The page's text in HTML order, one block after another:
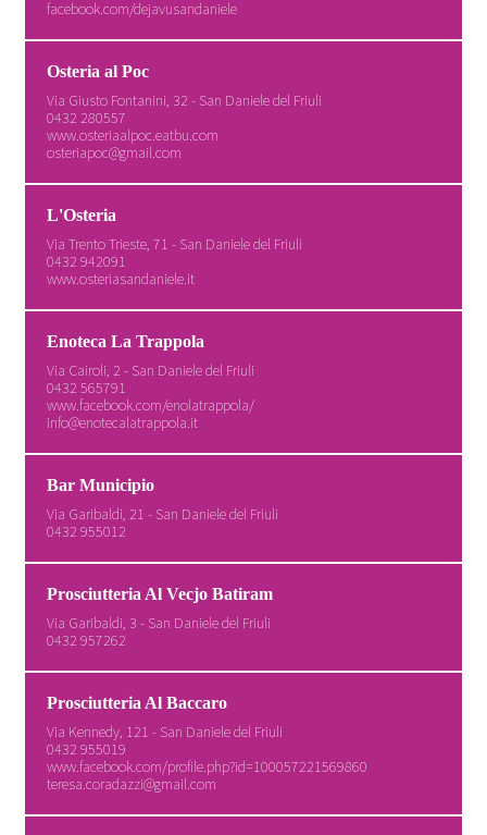
facebook.com/dejavusandaniele
Osteria al Poc
Via Giusto Fontanini, 32 - San Daniele del Friuli
0432 280557
www.osteriaalpoc.eatbu.com
osteriapoc@gmail.com
L'Osteria
Via Trento Trieste, 71 - San Daniele del Friuli
0432 942091
www.osteriasandaniele.it
Enoteca La Trappola
Via Cairoli, 2 - San Daniele del Friuli
0432 565791
www.facebook.com/enolatrappola/
info@enotecalatrappola.it
Bar Municipio
Via Garibaldi, 21 - San Daniele del Friuli
0432 955012
Prosciutteria Al Vecjo Batiram
Via Garibaldi, 3 - San Daniele del Friuli
0432 957262
Prosciutteria Al Baccaro
Via Kennedy, 121 - San Daniele del Friuli
0432 955019
www.facebook.com/profile.php?id=100057221569860
teresa.coradazzi@gmail.com